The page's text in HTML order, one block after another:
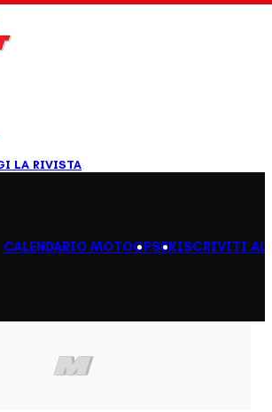
LA RIVISTA
CALENDARIO MOTOGPSBKISCRIVITI AL